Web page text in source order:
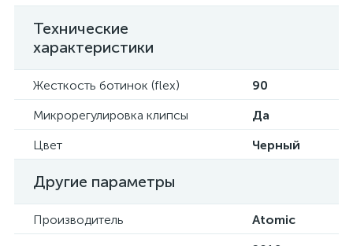
Технические
характеристики
Жесткость ботинок (flex)
90
Микрорегулировка клипсы
Да
Цвет
Черный
Другие параметры
Производитель Atomic